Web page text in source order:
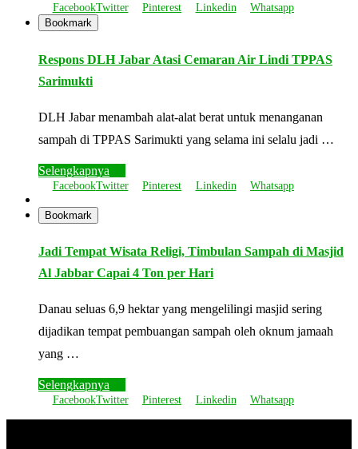
FacebookTwitter Pinterest Linkedin
Whatsapp
Bookmark
Respons DLH Jabar Atasi Cemaran Air Lindi TPPAS
Sarimukti
DLH Jabar menambah alat-alat berat untuk menanganan
sampah di TPPAS Sarimukti yang selama ini selalu jadi …
Selengkapnya
FacebookTwitter Pinterest Linkedin Whatsapp
Bookmark
Jadi Tempat Wisata Religi, Timbulan Sampah di Masjid
Al Jabbar Capai 4 Ton per Hari
Danau seluas 6,9 hektar yang mengelilingi masjid sering
dijadikan tempat pembuangan sampah oleh oknum jamaah
yang …
Selengkapnya
FacebookTwitter Pinterest Linkedin Whatsapp